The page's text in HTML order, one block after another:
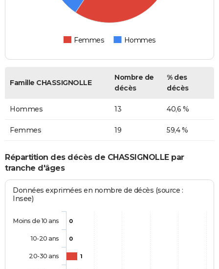
Femmes Hommes
Famille CHASSIGNOLLE
Nombre de
décès
% des
décès
Hommes 13 40,6 %
Femmes 19 59,4 %
Répartition des décès de CHASSIGNOLLE par
tranche d'âges
Données exprimées en nombre de décès (source :
Insee)
0
0
1
Moins de 10 ans
10-20 ans
20-30 ans